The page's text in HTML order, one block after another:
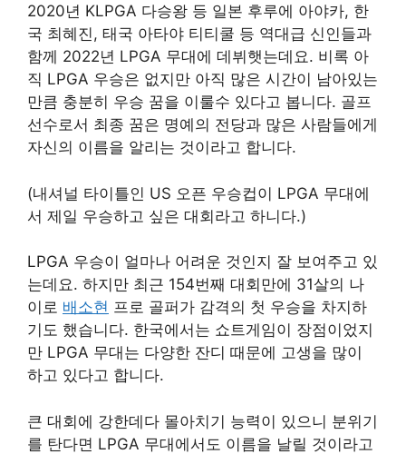
2020년 KLPGA 다승왕 등 일본 후루에 아야카, 한
국 최혜진, 태국 아타야 티티쿨 등 역대급 신인들과
함께 2022년 LPGA 무대에 데뷔햇는데요. 비록 아
직 LPGA 우승은 없지만 아직 많은 시간이 남아있는
만큼 충분히 우승 꿈을 이룰수 있다고 봅니다. 골프
선수로서 최종 꿈은 명예의 전당과 많은 사람들에게
자신의 이름을 알리는 것이라고 합니다.
(내셔널 타이틀인 US 오픈 우승컵이 LPGA 무대에
서 제일 우승하고 싶은 대회라고 하니다.)
LPGA 우승이 얼마나 어려운 것인지 잘 보여주고 있
는데요. 하지만 최근 154번째 대회만에 31살의 나
이로 배소현 프로 골퍼가 감격의 첫 우승을 차지하
기도 했습니다. 한국에서는 쇼트게임이 장점이었지
만 LPGA 무대는 다양한 잔디 때문에 고생을 많이
하고 있다고 합니다.
큰 대회에 강한데다 몰아치기 능력이 있으니 분위기
를 탄다면 LPGA 무대에서도 이름을 날릴 것이라고